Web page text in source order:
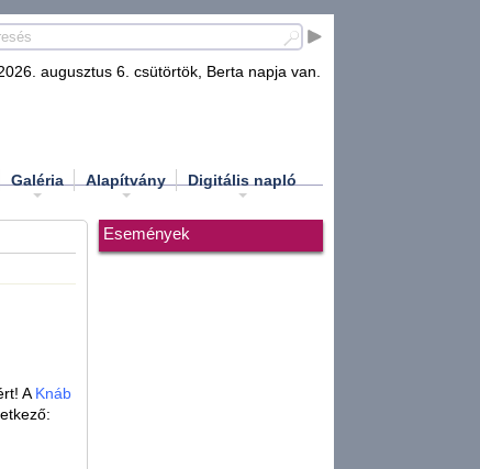
augusztus 6. csütörtök, Berta napja van.
Galéria Alapítvány Digitális napló
A Knáb
Események